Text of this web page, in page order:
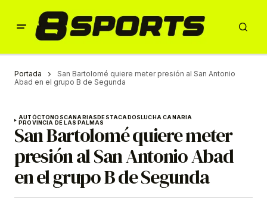
Portada
San Bartolomé quiere meter presión al San Antonio
Abad en el grupo B de Segunda
AUTÓCTONOSCANARIASDESTACADOSLUCHA CANARIA
PROVINCIA DE LAS PALMAS
San Bartolomé quiere meter
presión al San Antonio Abad
en el grupo B de Segunda